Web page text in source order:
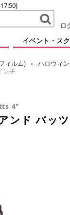
ロ
イベント・ス
ィルム)
ハロウィ
ンチ
4"
ンド バッ